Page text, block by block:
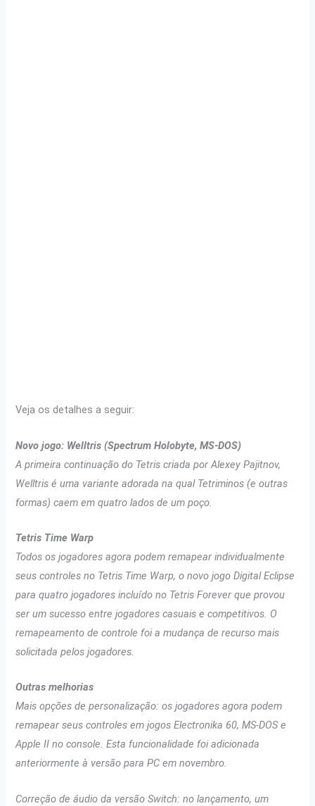
Veja os detalhes a seguir:
Novo jogo: Welltris (Spectrum Holobyte, MS-DOS)
A primeira continuação do Tetris criada por Alexey Pajitnov,
Welltris é uma variante adorada na qual Tetriminos (e outras
formas) caem em quatro lados de um poço.
Tetris Time Warp
Todos os jogadores agora podem remapear individualmente
seus controles no Tetris Time Warp, o novo jogo Digital Eclipse
para quatro jogadores incluído no Tetris Forever que provou
ser um sucesso entre jogadores casuais e competitivos. O
remapeamento de controle foi a mudança de recurso mais
solicitada pelos jogadores.
Outras melhorias
Mais opções de personalização: os jogadores agora podem
remapear seus controles em jogos Electronika 60, MS-DOS e
Apple II no console. Esta funcionalidade foi adicionada
anteriormente à versão para PC em novembro.
Correção de áudio da versão Switch: no lançamento, um